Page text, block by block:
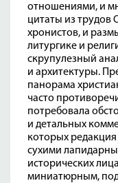
отношениями, и
цитаты из трудов
хронистов, и
литургике и
скрупулезный
и архитектуры.
панорама
часто
потребовала
и детальных
которых
сухими
исторических
миниатюрным,